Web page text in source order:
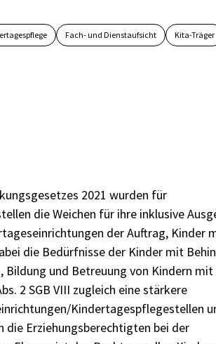
Fach- und Dienstaufsicht Kita-Träger
2021 wurden für
die Weichen für ihre inklusive
der Auftrag, Kinder
die Bedürfnisse der Kinder mit
Bildung und Betreuung von Kindern
2 SGB VIII zugleich eine stärkere
Kindertagespflegestellen
die Erziehungsberechtigten bei der